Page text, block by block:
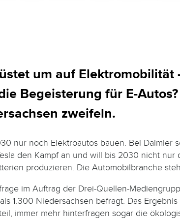
um auf
Begeisterung für E-
zweifeln.
nur noch Elektroautos bauen. Bei
den Kampf an und will bis 2030 nicht
produzieren. Die Auto­mobilbranche
im Auftrag der Drei-Quellen-
1.300 Niedersachsen be­fragt. Das
immer mehr hinterfragen sogar die